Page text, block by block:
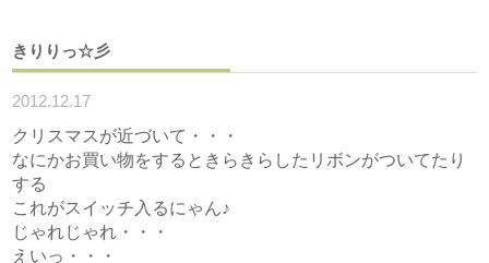
きりりっ☆彡
2012.12.17
クリスマスが近づいて・・・
なにかお買い物をするときらきらしたリボンがついてたり
する
これがスイッチ入るにゃん♪
じゃれじゃれ・・・
えいっ・・・